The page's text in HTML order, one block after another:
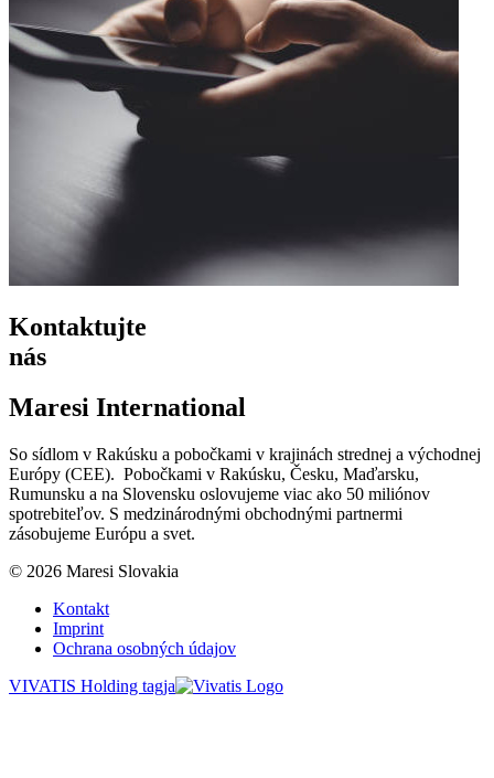
Kontaktujte
nás
Maresi International
So sídlom v Rakúsku a pobočkami v krajinách strednej a východnej
Európy (CEE). Pobočkami v Rakúsku, Česku, Maďarsku,
Rumunsku a na Slovensku oslovujeme viac ako 50 miliónov
spotrebiteľov. S medzinárodnými obchodnými partnermi
zásobujeme Európu a svet.
© 2026 Maresi Slovakia
Kontakt
Imprint
Ochrana osobných údajov
VIVATIS Holding tagja